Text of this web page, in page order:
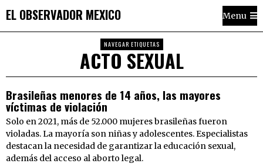
EL OBSERVADOR MEXICO Menu
NAVEGAR ETIQUETAS
ACTO SEXUAL
Brasileñas menores de 14 años, las mayores
víctimas de violación
Solo en 2021, más de 52.000 mujeres brasileñas fueron
violadas. La mayoría son niñas y adolescentes. Especialistas
destacan la necesidad de garantizar la educación sexual,
además del acceso al aborto legal.